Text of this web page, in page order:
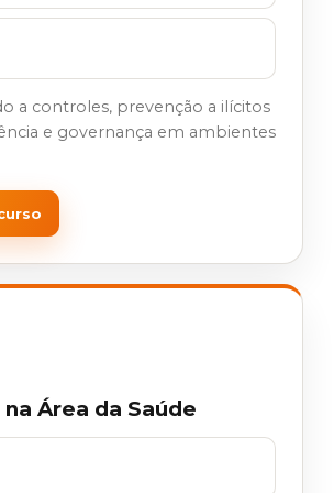
a controles, prevenção a ilícitos
e governança em ambientes
Área da Saúde